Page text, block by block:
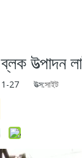
উত্পাদন
11-27 উত্স:সাইট